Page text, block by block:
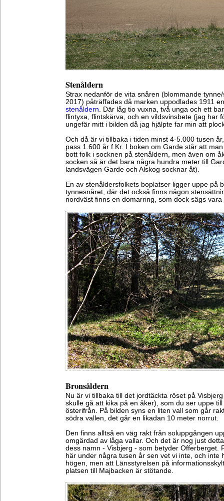
Stenåldern
Strax nedanför de vita snåren (blommande
2017) påträffades då marken uppodlades 1911
stenåldern. Där låg tio vuxna, två unga och ett
flintyxa, flintskärva, och en vildsvinsbete (jag har
ungefär mitt i bilden då jag hjälpte far min att
Och då är vi tillbaka i tiden minst 4-5.000 tusen
pass 1.600 år f.Kr. I boken om Garde står att
bott folk i socknen på stenåldern, men även om
socken så är det bara några hundra meter till
landsvägen Garde och Alskog socknar åt).
En av stenåldersfolkets boplatser ligger uppe på
tynnesnåret, där det också finns någon
nordväst finns en domarring, som dock sägs
Bronsåldern
Nu är vi tillbaka till det jordtäckta röset på
skulle gå att kika på en åker), som du ser uppe
österifrån. På bilden syns en liten vall som går
södra vallen, det går en likadan 10 meter norrut.
Den finns alltså en väg rakt från soluppgången
omgärdad av låga vallar. Och det är nog just
dess namn - Visbjerg - som betyder Offerberget.
här under några tusen år sen vet vi inte, och inte
högen, men att Länsstyrelsen på
platsen till Majbacken är stötande.